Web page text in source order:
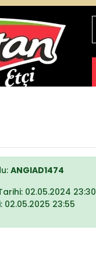
ANGIAD1474
02.05.2024 23:30
02.05.2025 23:55